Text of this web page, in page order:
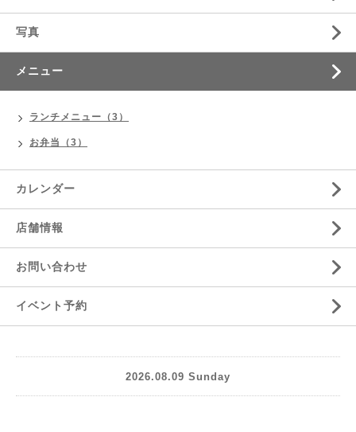
写真
メニュー
ランチメニュー（3）
お弁当（3）
カレンダー
店舗情報
お問い合わせ
イベント予約
2026.08.09 Sunday